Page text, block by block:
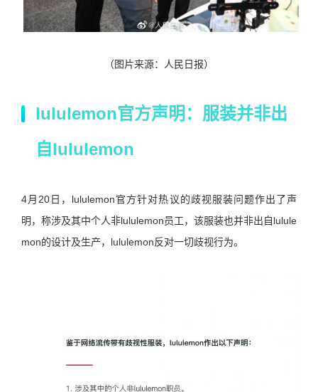
（图片来源：人民日报）
lululemon官方声明：服装并非出
自lululemon
4月20日，lululemon官方针对热议的歧视服装问题作出了声
明，称涉及其中个人非lululemon员工，该服装也并非出自lulule
mon的设计及生产，lululemon反对一切歧视行为。